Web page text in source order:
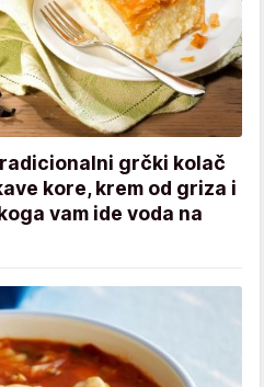
grčki kolač
kore, krem od griza i
vam ide voda na